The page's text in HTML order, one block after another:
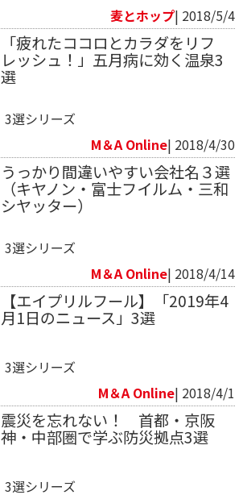
麦とホップ| 2018/5/4
「疲れたココロとカラダをリフ
レッシュ！」五月病に効く温泉3
選
3選シリーズ
M＆A Online| 2018/4/30
うっかり間違いやすい会社名３選
（キヤノン・富士フイルム・三和
シヤッター）
3選シリーズ
M＆A Online| 2018/4/14
【エイプリルフール】「2019年4
月1日のニュース」3選
3選シリーズ
M＆A Online| 2018/4/1
震災を忘れない！ 首都・京阪
神・中部圏で学ぶ防災拠点3選
3選シリーズ